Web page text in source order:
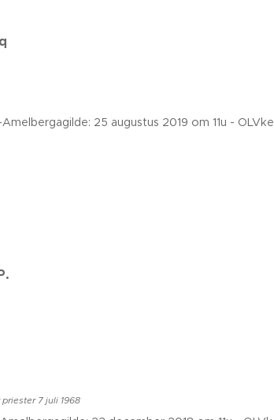
25 augustus 2019 om 11u -
7 juli 1968